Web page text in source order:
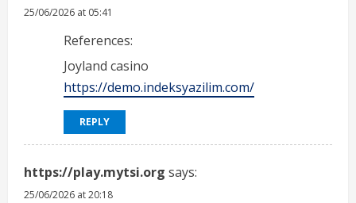
25/06/2026 at 05:41
References:
Joyland casino
https://demo.indeksyazilim.com/
REPLY
https://play.mytsi.org says:
25/06/2026 at 20:18